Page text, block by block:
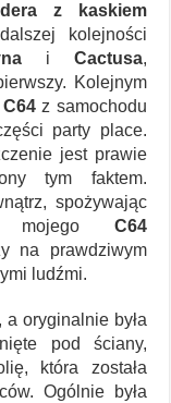
z kaskiem
kolejności
i Cactusa,
Kolejnym
C64 z samochodu
party place.
jest prawie
tym faktem.
spożywając
mojego C64
na prawdziwym
ludźmi.
a oryginalnie była
pod ściany,
która została
Ogólnie była